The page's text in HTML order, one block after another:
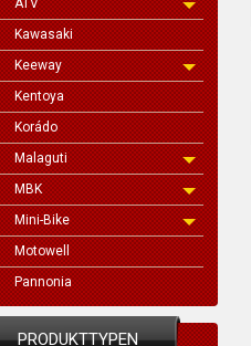
ATV
Kawasaki
Keeway
Kentoya
Korádo
Malaguti
MBK
Mini-Bike
Motowell
Pannonia
PRODUKTTYPEN